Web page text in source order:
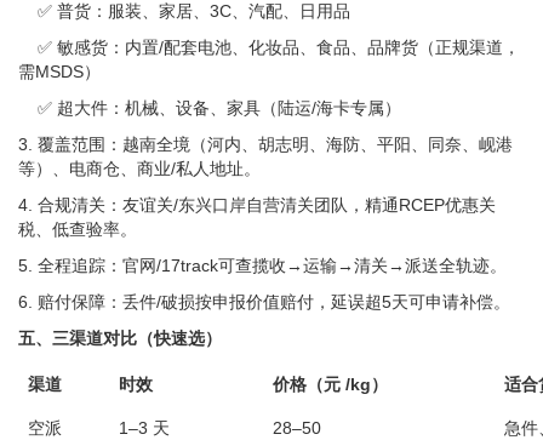
✅ 普货：服装、家居、3C、汽配、日用品
✅ 敏感货：内置/配套电池、化妆品、食品、品牌货（正规渠道，
需MSDS）
✅ 超大件：机械、设备、家具（陆运/海卡专属）
3. 覆盖范围：越南全境（河内、胡志明、海防、平阳、同奈、岘港
等）、电商仓、商业/私人地址。
4. 合规清关：友谊关/东兴口岸自营清关团队，精通RCEP优惠关
税、低查验率。
5. 全程追踪：官网/17track可查揽收→运输→清关→派送全轨迹。
6. 赔付保障：丢件/破损按申报价值赔付，延误超5天可申请补偿。
五、三渠道对比（快速选）
渠道 时效 价格（元 /kg） 适合
空派 1–3 天 28–50 急件